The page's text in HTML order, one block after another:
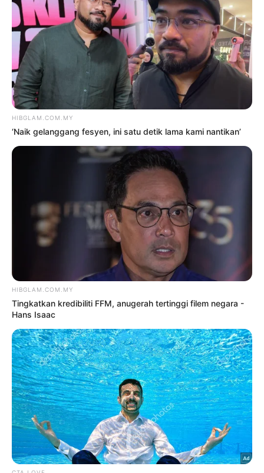
TERKINI
‘Ini sebahagian seni’ – Aisha
Retno jawab kritikan baju PGLM
10 Ogos 2026
’Selamat datang Imane Laudya’
– Intan Najuwa timang anak
kedua
10 Ogos 2026
sampai suara koyak’
Tingkatkan kredibiliti FFM,
anugerah tertinggi filem negara
– Hans Isaac
10 Ogos 2026
Qilo, Aliff Kimiey gagal ke pentas
akhir Big Stage X Rocketfuel
10 Ogos 2026